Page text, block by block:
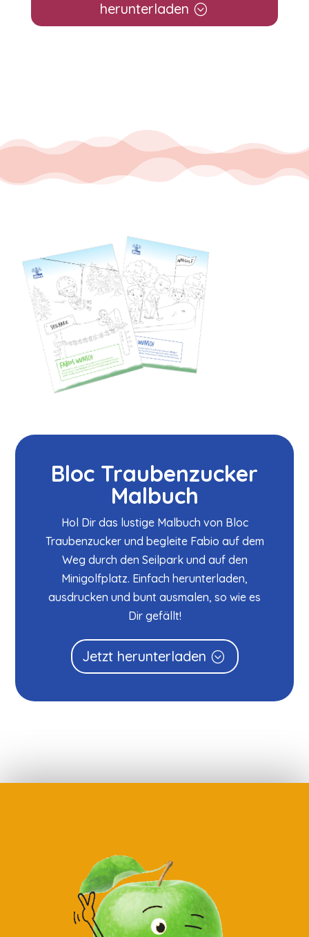
herunterladen
Bloc Traubenzucker
Malbuch
Hol Dir das lustige Malbuch von Bloc
Traubenzucker und begleite Fabio auf dem
Weg durch den Seilpark und auf den
Minigolfplatz. Einfach herunterladen,
ausdrucken und bunt ausmalen, so wie es
Dir gefällt!
Jetzt herunterladen